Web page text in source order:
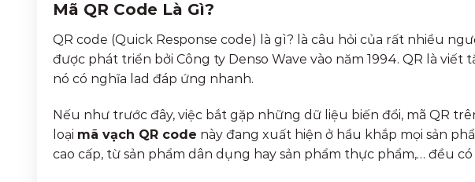
Mã QR Code Là Gì?
QR code (Quick Response code) là gì? là câu hỏi của rất nhiều
được phát triển bởi Công ty Denso Wave vào năm 1994. QR là viết
nó có nghĩa lad đáp ứng nhanh.
Nếu như trước đây, việc bắt gặp những dữ liệu biến đổi, mã QR
loại mã vạch QR code này đang xuất hiện ở hầu khắp mọi sản
cao cấp, từ sản phẩm dân dụng hay sản phẩm thực phẩm,… đều có